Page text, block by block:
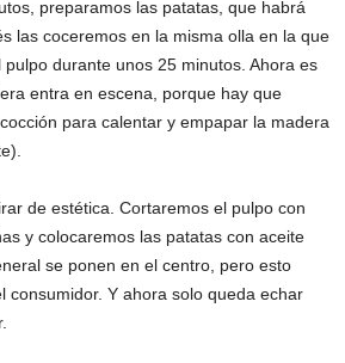
preparamos las patatas, que habrá
las coceremos en la misma olla en la que
durante unos 25 minutos. Ahora es
entra en escena, porque hay que
para calentar y empapar la madera
de estética. Cortaremos el pulpo con
y colocaremos las patatas con aceite
se ponen en el centro, pero esto
consumidor. Y ahora solo queda echar